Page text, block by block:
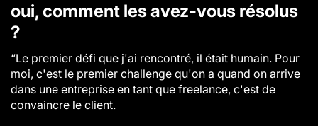
oui, comment les avez-vous résolus
?
“Le premier défi que j'ai rencontré, il était humain. Pour
moi, c'est le premier challenge qu'on a quand on arrive
dans une entreprise en tant que freelance, c'est de
convaincre le client.